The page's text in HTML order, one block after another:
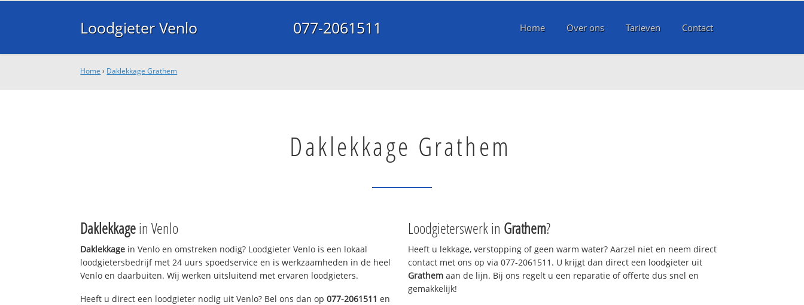
Loodgieter Venlo 077-2061511 Home Over ons Tarieven Contact
Home › Daklekkage Grathem
Daklekkage Grathem
Daklekkagein Venlo
Daklekkage in Venlo en omstreken nodig? Loodgieter Venlo is een lokaal
loodgietersbedrijf met 24 uurs spoedservice en is werkzaamheden in de heel
Venlo en daarbuiten. Wij werken uitsluitend met ervaren loodgieters.
Heeft u direct een loodgieter nodig uit Venlo? Bel ons dan op077-2061511 en
Loodgieterswerk in Grathem?
Heeft u lekkage, verstopping of geen warm water? Aarzel niet en neem direct
contact met ons op via 077-2061511. U krijgt dan direct een loodgieter uit
Grathem aan de lijn. Bij ons regelt u een reparatie of offerte dus snel en
gemakkelijk!